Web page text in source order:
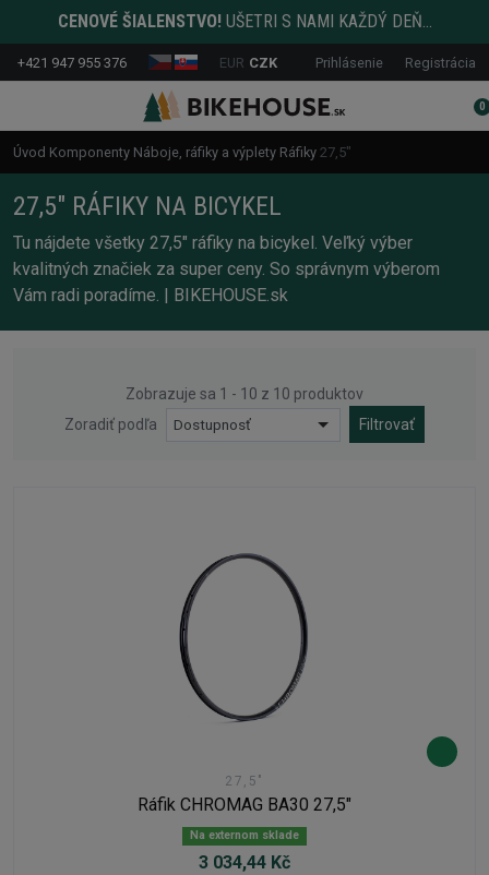
CENOVÉ ŠIALENSTVO! UŠETRI S NAMI KAŽDÝ DEŇ...
+421 947 955 376 EUR CZK Prihlásenie Registrácia
0
Úvod Komponenty Náboje, ráfiky a výplety Ráfiky 27,5"
27,5" RÁFIKY NA BICYKEL
Tu nájdete všetky 27,5" ráfiky na bicykel. Veľký výber
kvalitných značiek za super ceny. So správnym výberom
Vám radi poradíme. | BIKEHOUSE.sk
Zobrazuje sa 1 - 10 z 10 produktov
Zoradiť podľa
Dostupnosť Filtrovať
27,5"
Ráfik CHROMAG BA30 27,5"
Na externom sklade
3 034,44 Kč